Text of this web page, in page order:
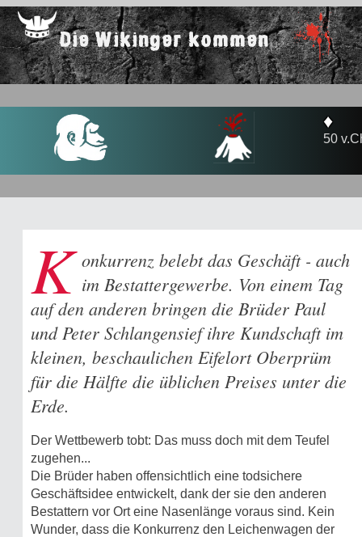
Die Wikinger kommen
♦
50
K onkurrenz belebt das Geschäft - auch
im Bestattergewerbe. Von einem Tag
auf den anderen bringen die Brüder Paul
und Peter Schlangensief ihre Kundschaft im
kleinen, beschaulichen Eifelort Oberprüm
für die Hälfte die üblichen Preises unter die
Erde.
Der Wettbewerb tobt: Das muss doch mit dem Teufel
zugehen...
Die Brüder haben offensichtlich eine todsichere
Geschäftsidee entwickelt, dank der sie den anderen
Bestattern vor Ort eine Nasenlänge voraus sind. Kein
Wunder, dass die Konkurrenz den Leichenwagen der